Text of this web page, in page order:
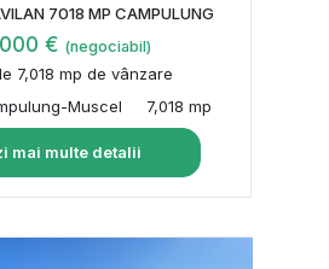
7018 MP CAMPULUNG
€ (negociabil)
7,018 mp de vânzare
Muscel
7,018 mp
mai multe detalii